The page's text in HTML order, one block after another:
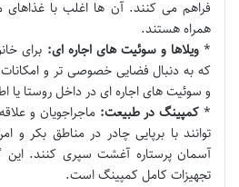
فراهم می کنند. آن ها اغلب با غذاهای
همراه هستند.
*ویلاها و سوئیت های اجاره ای: برای
که به دنبال فضایی خصوصی تر و
و سوئیت های اجاره ای در داخل روستا
* کمپینگ در طبیعت: ماجراجویان و
توانند با برپایی چادر در مناطق بکر و
آسمان پرستاره آغشت سپری کنند. این
تجهیزات کامل کمپینگ است.